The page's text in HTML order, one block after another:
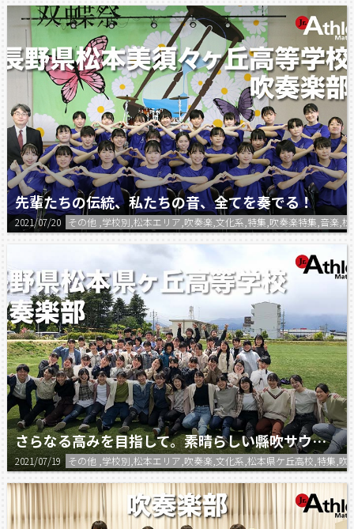
先輩たちの伝統、私たちの音、全てを奏でる！
2021/07/20 その他 ,学校別,松本エリア,吹奏楽,文化系,特集,吹奏楽特集,音楽,
さらなる高みを目指して。素晴らしい縣吹サウンドを追求！
2021/07/19 その他 ,学校別,松本エリア,吹奏楽,文化系,松本県ケ丘高校,特集,吹